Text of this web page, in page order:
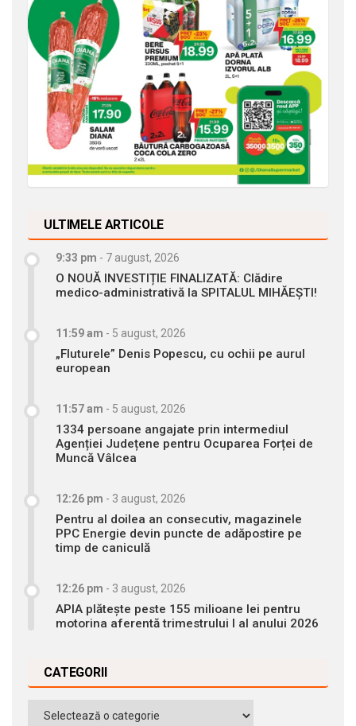
ULTIMELE ARTICOLE
9:33 pm - 7 august, 2026
O NOUĂ INVESTIȚIE FINALIZATĂ: Clădire
medico-administrativă la SPITALUL MIHĂEȘTI!
11:59 am - 5 august, 2026
„Fluturele” Denis Popescu, cu ochii pe aurul
european
11:57 am - 5 august, 2026
1334 persoane angajate prin intermediul
Agenției Județene pentru Ocuparea Forței de
Muncă Vâlcea
12:26 pm - 3 august, 2026
Pentru al doilea an consecutiv, magazinele
PPC Energie devin puncte de adăpostire pe
timp de caniculă
12:26 pm - 3 august, 2026
APIA plătește peste 155 milioane lei pentru
motorina aferentă trimestrului I al anului 2026
CATEGORII
Categorii